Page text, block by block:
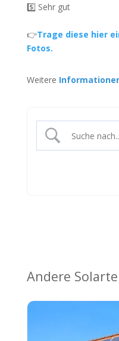
5️⃣ Sehr gut
👉Trage diese hier
Fotos.
Weitere
Andere